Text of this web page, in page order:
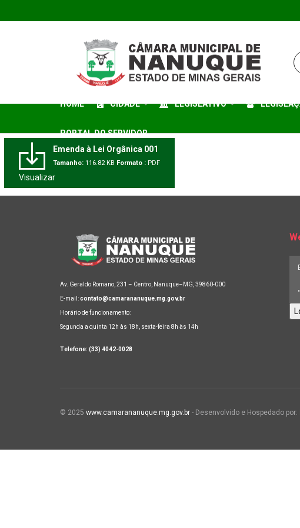
HOME CIDADE LEGISLATIVO
PORTAL DO SERVIDOR
Emenda à Lei Orgânica 001
Tamanho: 116.82 KB Formato : PDF
Visualizar
Av. Geraldo Romano, 231 – Centro, Nanuque–MG, 39860-000
E-mail:contato@camarananuque.mg.gov.br
Horário de funcionamento:
Segunda a quinta 12h às 18h, sexta-feira 8h às 14h
Telefone: (33) 4042-0028
© 2025 www.camarananuque.mg.gov.br - Desenvolvido e Hospedado por: